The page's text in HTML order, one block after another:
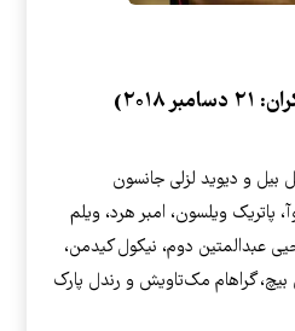
بیل و دیوید لزلی جانسون
پاتریک ویلسون، امبر هرد، ویلم
عبدالمتین دوم، نیکول کیدمن،
بیچ، گراهام مک‌تاویش و رندل پارک